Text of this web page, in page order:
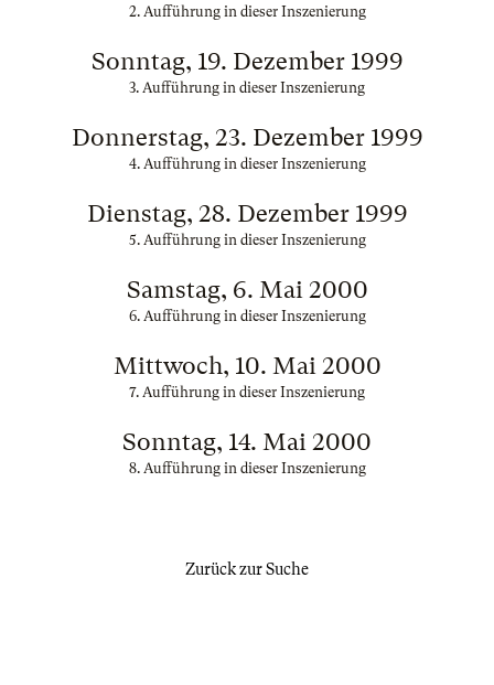
2. Aufführung in dieser Inszenierung
Sonntag, 19. Dezember 1999
3. Aufführung in dieser Inszenierung
Donnerstag, 23. Dezember 1999
4. Aufführung in dieser Inszenierung
Dienstag, 28. Dezember 1999
5. Aufführung in dieser Inszenierung
Samstag, 6. Mai 2000
6. Aufführung in dieser Inszenierung
Mittwoch, 10. Mai 2000
7. Aufführung in dieser Inszenierung
Sonntag, 14. Mai 2000
8. Aufführung in dieser Inszenierung
Zurück zur Suche